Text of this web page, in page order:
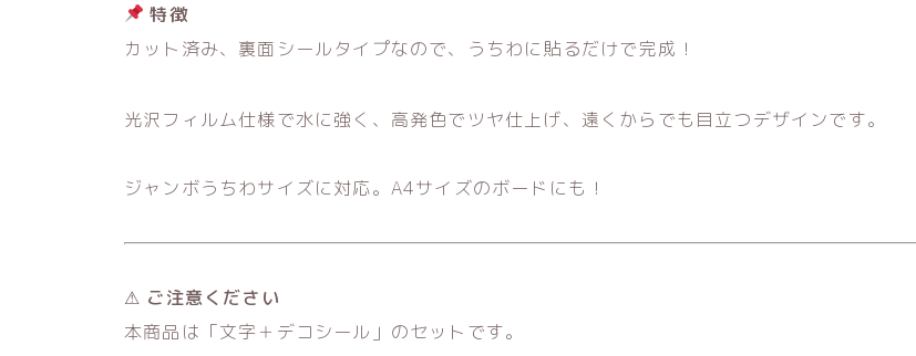
特徴
カット済み、裏面シールタイプなので、うちわに貼るだけで完成！
光沢フィルム仕様で水に強く、高発色でツヤ仕上げ、遠くからでも目立つデザインです。
ジャンボうちわサイズに対応。A4サイズのボードにも！
⚠ ご注意ください
本商品は「文字＋デコシール」のセットです。